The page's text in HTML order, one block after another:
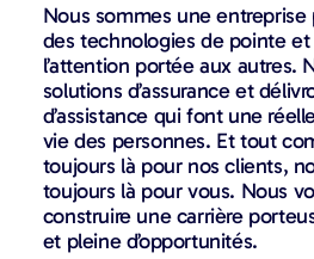
Nous sommes une
des technologies de pointe
l’attention portée aux autres.
solutions d’assurance et
d’assistance qui font une
vie des personnes. Et tout
toujours là pour nos clients,
toujours là pour vous. Nous
construire une carrière
et pleine d’opportunités.